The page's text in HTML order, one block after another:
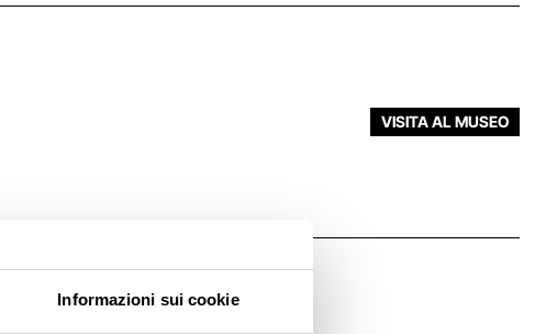
Informazioni sui cookie
VISITA AL MUSEO